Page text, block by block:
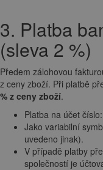
3. Platba
(sleva 2 %)
Předem zálohovou
z ceny zboží. Při platbě
% z ceny zboží.
Platba na účet číslo:
Jako variabilní
uvedeno jinak).
V případě platby
společností je